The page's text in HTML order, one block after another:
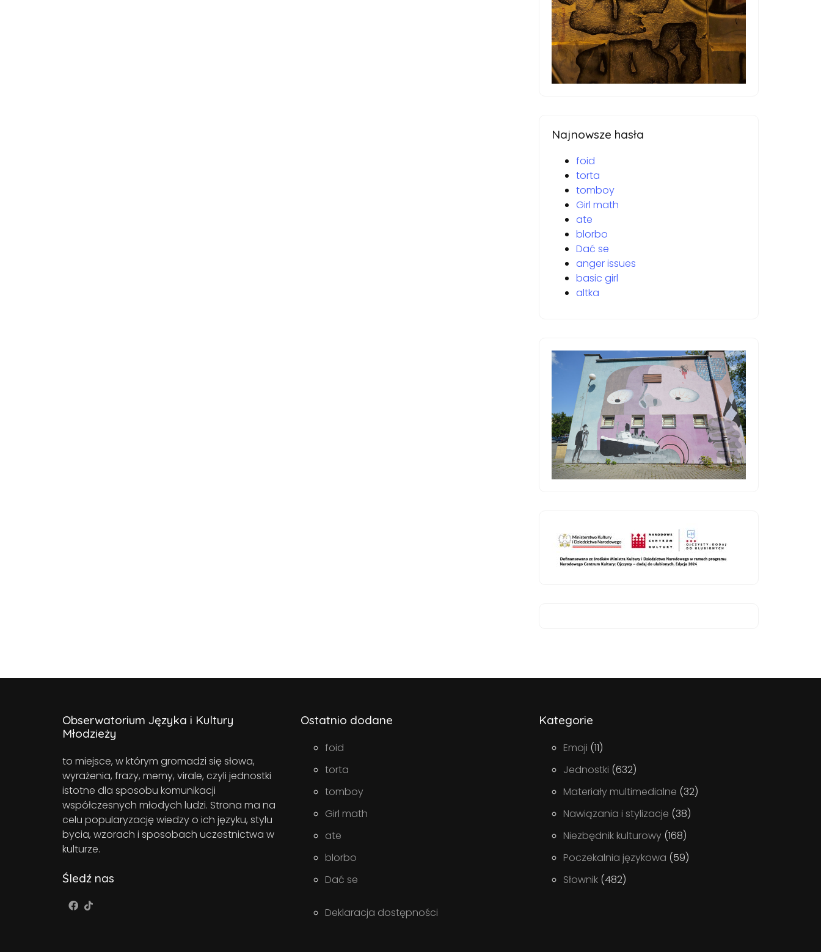
Najnowsze hasła
foid
torta
tomboy
Girl math
ate
blorbo
Dać se
anger issues
basic girl
altka
Obserwatorium Języka i Kultury
Młodzieży
to miejsce, w którym gromadzi się słowa,
wyrażenia, frazy, memy, virale, czyli jednostki
istotne dla sposobu komunikacji
współczesnych młodych ludzi. Strona ma na
celu popularyzację wiedzy o ich języku, stylu
bycia, wzorach i sposobach uczestnictwa w
kulturze.
Śledź nas
Ostatnio dodane
foid
torta
tomboy
Girl math
ate
blorbo
Dać se
Deklaracja dostępności
Kategorie
Emoji (11)
Jednostki (632)
Materiały multimedialne (32)
Nawiązania i stylizacje (38)
Niezbędnik kulturowy (168)
Poczekalnia językowa (59)
Słownik (482)